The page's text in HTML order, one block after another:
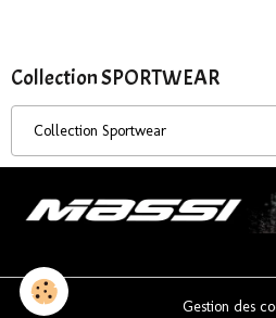
Collection SPORTWEAR
Collection Sportwear
Gestion des